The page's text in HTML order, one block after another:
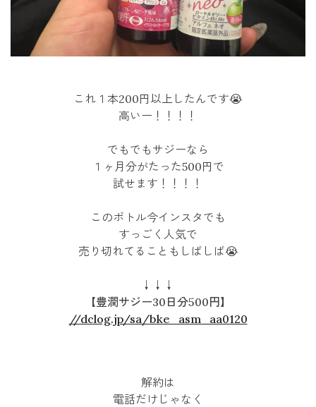
これ１本200円以上したんです😭
高いー！！！！
でもでもサジーなら
１ヶ月分がたった500円で
試せます！！！！
このボトル今インスタでも
すっごく人気で
売り切れてることもしばしば😭
↓↓↓
【豊潤サジー30日分500円】
//dclog.jp/sa/bke_asm_aa0120
解約は
電話だけじゃなく